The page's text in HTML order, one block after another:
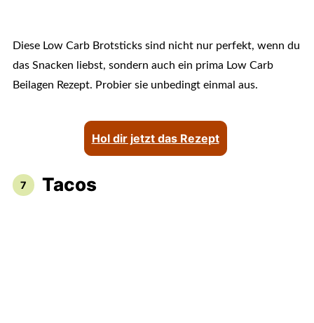
Diese Low Carb Brotsticks sind nicht nur perfekt, wenn du
das Snacken liebst, sondern auch ein prima Low Carb
Beilagen Rezept. Probier sie unbedingt einmal aus.
Hol dir jetzt das Rezept
Tacos